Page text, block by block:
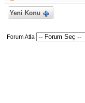
Yeni Konu
Forum Atla